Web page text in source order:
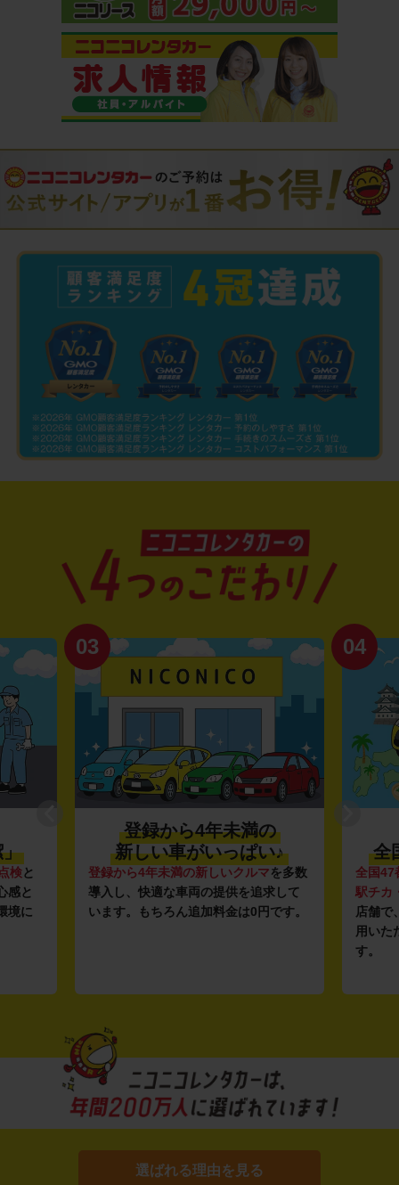
」
検と
感と
境に
03
登録から4年未満の
新しい車がいっぱい♪
登録から4年未満の新しいクルマを多数
導入し、快適な車両の提供を追求して
います。もちろん追加料金は0円です。
04
全
全国47
駅チカ
店舗で
用いた
す。
選ばれる理由を見る